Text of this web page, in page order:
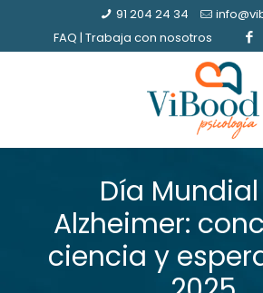
91 204 24 34
FAQ | Trabaja con nosotros
Día
Alzheimer:
ciencia y